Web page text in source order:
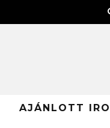
AJÁNLOTT